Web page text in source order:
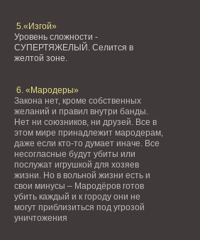
5.«Изгой»
Уровень сложности -
СУПЕРТЯЖЕЛЫЙ. Селится в
желтой зоне.
6. «Мародеры»
Закона нет, кроме собственных
желаний и правил внутри банды.
Нет ни союзников, ни друзей. Все в
этом мире принадлежит мародерам,
даже если кто-то думает иначе. Все
несогласные будут убиты или
послужат игрушкой для хозяев
жизни. Но в вольной жизни есть и
свои минусы – Мародёров готов
убить каждый и к городу они не
могут приблизиться под угрозой
уничтожения